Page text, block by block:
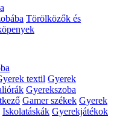
Törölközők és
textil Gyerek
Gyerekszoba
Gamer székek Gyerek
Iskolatáskák Gyerekjátékok